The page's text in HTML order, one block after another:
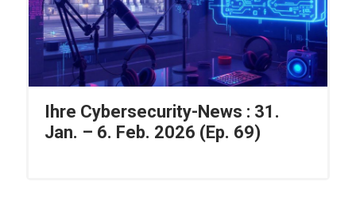
Ihre Cybersecurity-News : 31.
Jan. – 6. Feb. 2026 (Ep. 69)